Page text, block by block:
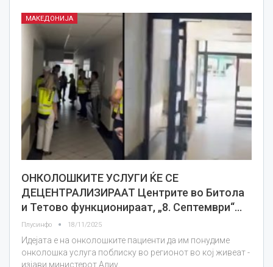
МАКЕДОНИЈА
ОНКОЛОШКИТЕ УСЛУГИ ЌЕ СЕ
ДЕЦЕНТРАЛИЗИРААТ Центрите во Битола
и Тетово функционираат, „8. Септември“…
Плусинфо 18/11/2025
Идејата е на онколошките пациенти да им понудиме
онколошка услуга поблиску во регионот во кој живеат -
изјави министерот Алиу.